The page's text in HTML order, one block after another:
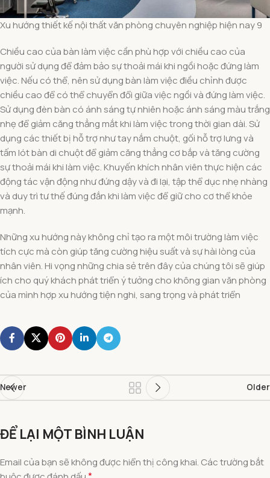
Xu hướng thiết kế nội thất văn phòng chuyên nghiệp hiện nay 9
Chiều cao của bàn làm việc cần phù hợp với chiều cao của
người sử dụng để đảm bảo sự thoải mái khi ngồi hoặc đứng làm
việc. Nếu có thể, nên sử dụng bàn làm việc điều chỉnh được
chiều cao để có thể chuyển đổi giữa việc ngồi và đứng làm việc.
Sử dụng đèn bàn có ánh sáng tự nhiên hoặc ánh sáng màu trắng
nhẹ để giảm căng thẳng mắt khi làm việc trong thời gian dài. Sử
dụng các thiết bị hỗ trợ như tay nắm chuột, gối hỗ trợ lưng và
tấm lót bàn di chuột để giảm căng thẳng cơ bắp và tăng cường
sự thoải mái khi làm việc. Khuyến khích nhân viên thực hiện các
động tác vận động như đứng dậy và đi lại, tập thể dục nhẹ nhàng
và duy trì tư thế đúng đắn khi làm việc để giữ cho cơ thể khỏe
mạnh.
Những xu hướng này không chỉ tạo ra một môi trường làm việc
tích cực mà còn giúp tăng cường hiệu suất và sự hài lòng của
nhân viên. Hi vọng những chia sẻ trên đây của chúng tôi sẽ giúp
ích cho quý khách phát triển ý tưởng cho không gian văn phòng
của mình hợp xu hướng tiện nghi, sang trọng và phát triển
Newer Older
ĐỂ LẠI MỘT BÌNH LUẬN
Email của bạn sẽ không được hiển thị công khai. Các trường bắt